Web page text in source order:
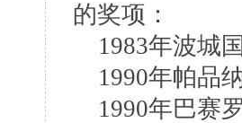
的奖项：
1983年波城
1990年帕品
1990年巴赛